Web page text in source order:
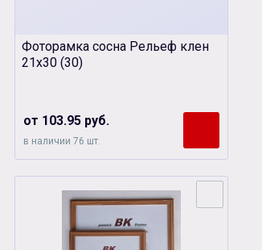
Фоторамка сосна Рельеф клен
21х30 (30)
от 103.95 руб.
в наличии 76 шт.